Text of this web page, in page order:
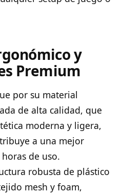
y
Premium
por su material
de alta calidad, que
moderna y ligera,
a una mejor
de uso.
robusta de plástico
mesh y foam,